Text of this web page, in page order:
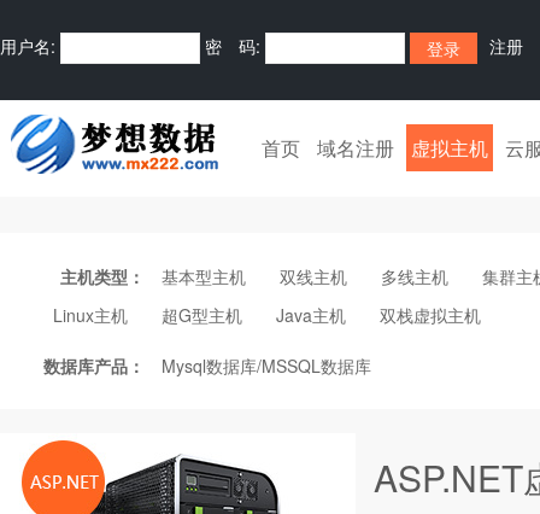
用户名: 密 码: 注册
首页 域名注册 虚拟主机 云
主机类型： 基本型主机 双线主机 多线主机
集群主
Linux主机
超G型主机 Java主机 双栈虚拟主机
数据库产品： Mysql数据库/MSSQL数据库
ASP.NET